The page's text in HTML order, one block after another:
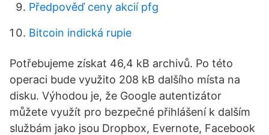
Předpověď ceny akcií pfg
Bitcoin indická rupie
Potřebujeme získat 46,4 kB archivů. Po této
operaci bude využito 208 kB dalšího místa na
disku. Výhodou je, že Google autentizátor
můžete využít pro bezpečné přihlášení k dalším
službám jako jsou Dropbox, Evernote, Facebook